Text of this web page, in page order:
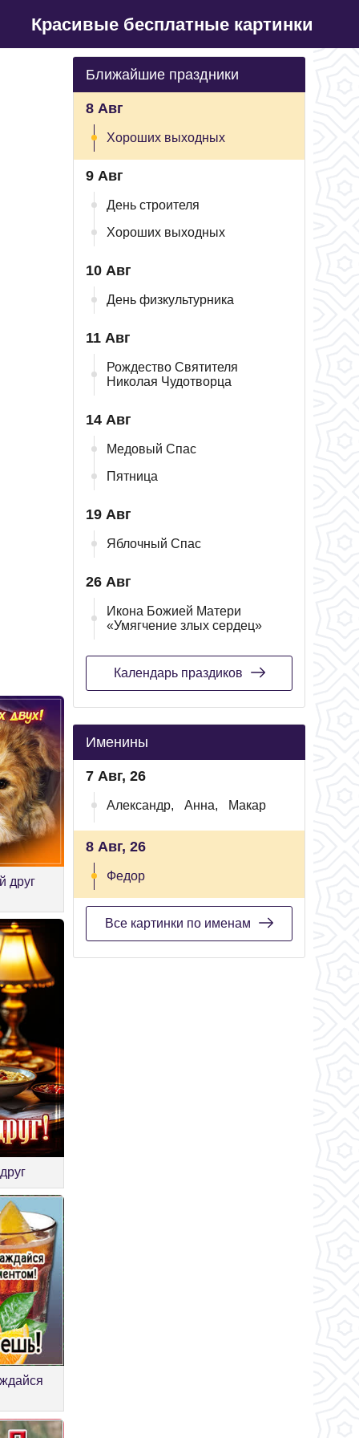
Красивые бесплатные картинки
друг
Ближайшие праздники
8 Авг
Хороших выходных
9 Авг
День строителя
Хороших выходных
10 Авг
День физкультурника
11 Авг
Рождество Святителя
Николая Чудотворца
14 Авг
Медовый Спас
Пятница
19 Авг
Яблочный Спас
26 Авг
Икона Божией Матери
«Умягчение злых сердец»
Календарь праздиков
Именины
7 Авг, 26
Александр, Анна, Макар
8 Авг, 26
Федор
Все картинки по именам